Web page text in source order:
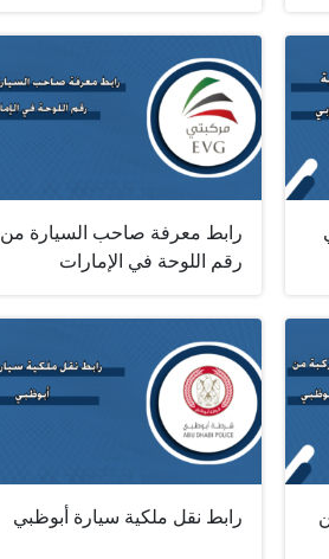
رابط معرفة صاحب السيارة من
رقم اللوحة في الإمارات
رابط نقل ملكية سيارة أبوظبي